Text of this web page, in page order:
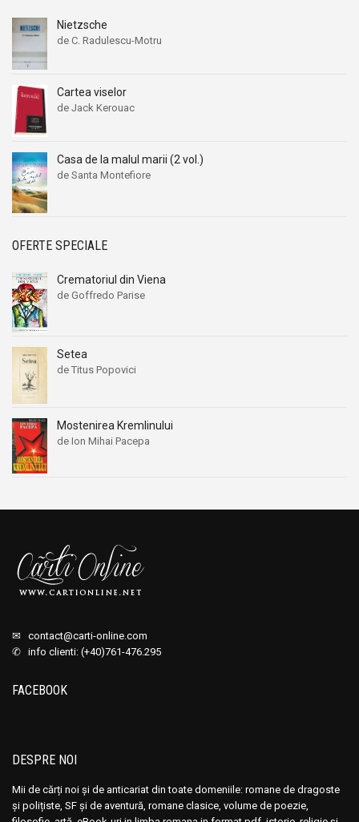
Nietzsche
de C. Radulescu-Motru
Cartea viselor
de Jack Kerouac
Casa de la malul marii (2 vol.)
de Santa Montefiore
OFERTE SPECIALE
Crematoriul din Viena
de Goffredo Parise
Setea
de Titus Popovici
Mostenirea Kremlinului
de Ion Mihai Pacepa
✉ contact@carti-online.com
✆ info clienti: (+40)761-476.295
FACEBOOK
DESPRE NOI
Mii de cărți noi și de anticariat din toate domeniile: romane de dragoste
și polițiste, SF și de aventură, romane clasice, volume de poezie,